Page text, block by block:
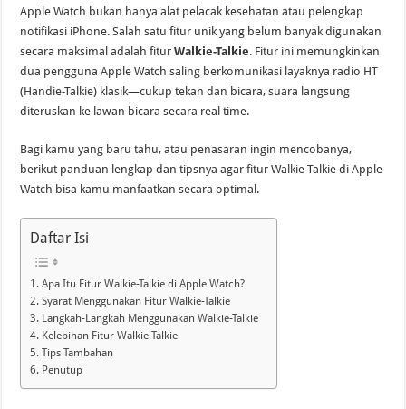
Apple Watch bukan hanya alat pelacak kesehatan atau pelengkap
notifikasi iPhone. Salah satu fitur unik yang belum banyak digunakan
secara maksimal adalah fiturWalkie-Talkie. Fitur ini memungkinkan
dua pengguna Apple Watch saling berkomunikasi layaknya radio HT
(Handie-Talkie) klasik—cukup tekan dan bicara, suara langsung
diteruskan ke lawan bicara secara real time.
Bagi kamu yang baru tahu, atau penasaran ingin mencobanya,
berikut panduan lengkap dan tipsnya agar fitur Walkie-Talkie di Apple
Watch bisa kamu manfaatkan secara optimal.
Daftar Isi
Apa Itu Fitur Walkie-Talkie di Apple Watch?
Syarat Menggunakan Fitur Walkie-Talkie
Langkah-Langkah Menggunakan Walkie-Talkie
Kelebihan Fitur Walkie-Talkie
Tips Tambahan
Penutup